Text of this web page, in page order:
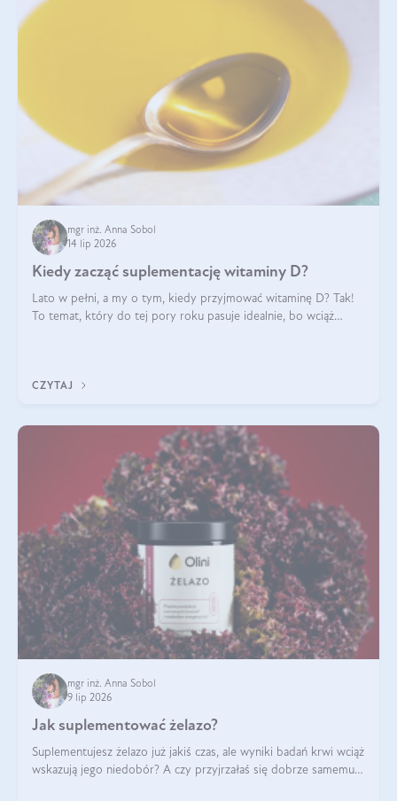
mgr inż. Anna Sobol
14 lip 2026
Kiedy zacząć suplementację witaminy D?
Lato w pełni, a my o tym, kiedy przyjmować witaminę D? Tak!
To temat, który do tej pory roku pasuje idealnie, bo wciąż
CZYTAJ
mgr inż. Anna Sobol
9 lip 2026
Jak suplementować żelazo?
Suplementujesz żelazo już jakiś czas, ale wyniki badań krwi wciąż
wskazują jego niedobór? A czy przyjrzałaś się dobrze samemu